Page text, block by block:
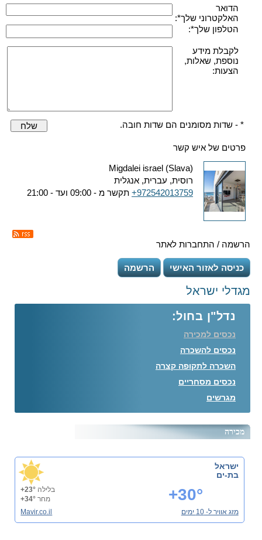
הדואר
האלקטרוני שלך*:
הטלפון שלך*:
לקבלת מידע
נוספת, שאלות,
הצעות:
* - שדות מסומנים הם שדות חובה. שלח
פרטים של איש קשר
Migdalei israel (Slava)
רוסית, עברית, אנגלית
+972542013759 תקשר מ - 09:00 ועד - 21:00
הרשמה / התחברות לאתר
כניסה לאזור האישי הרשמה
מגדלי ישראל
נדל"ן בחול:
נכסים למכירה
נכסים להשכרה
השכרה לתקופה קצרה
נכסים מסחריים
מגרשים
מכירה
ישראל
בת-ים
+30° בלילה +23°
מחר +34°
מזג אוויר ל- 10 ימים
Mavir.co.il